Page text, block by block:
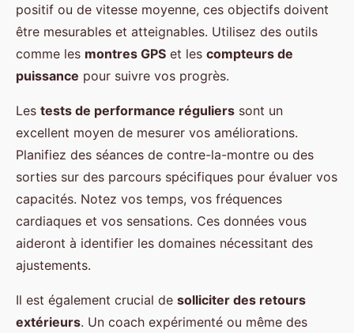
positif ou de vitesse moyenne, ces objectifs doivent
être mesurables et atteignables. Utilisez des outils
comme les montres GPS et les compteurs de
puissance pour suivre vos progrès.
Les tests de performance réguliers sont un
excellent moyen de mesurer vos améliorations.
Planifiez des séances de contre-la-montre ou des
sorties sur des parcours spécifiques pour évaluer vos
capacités. Notez vos temps, vos fréquences
cardiaques et vos sensations. Ces données vous
aideront à identifier les domaines nécessitant des
ajustements.
Il est également crucial de solliciter des retours
extérieurs. Un coach expérimenté ou même des